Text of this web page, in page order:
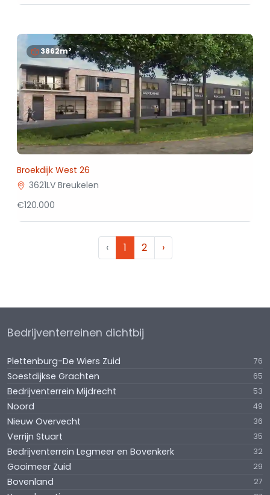
3862m²
Broekdijk West 26
3621LV Breukelen
€120.000
‹ 1 2 ›
Bedrijventerreinen dichtbij
Plettenburg-De Wiers Zuid 76
Soestdijkse Grachten 65
Bedrijventerrein Mijdrecht 53
Noord 49
Nieuw Overvecht 36
Verrijn Stuart 35
Bedrijventerrein Legmeer en Bovenkerk 32
Gooimeer Zuid 29
Bovenland 27